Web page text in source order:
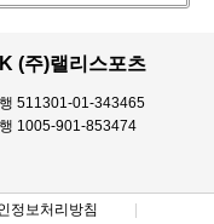
(주)랠리스포츠
511301-01-343465
1005-901-853474
정보처리방침